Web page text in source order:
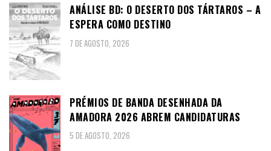
ANÁLISE BD: O DESERTO DOS TÁRTAROS – A
ESPERA COMO DESTINO
7 DE AGOSTO, 2026
PRÉMIOS DE BANDA DESENHADA DA
AMADORA 2026 ABREM CANDIDATURAS
5 DE AGOSTO, 2026